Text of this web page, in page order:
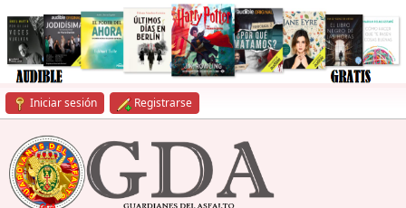
Iniciar sesión Registrarse